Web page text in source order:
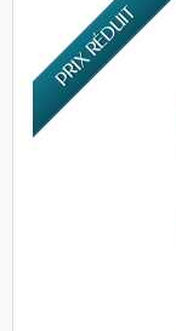
PRIX RÉDUIT